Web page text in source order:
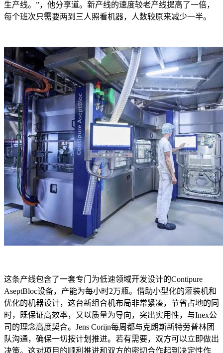
生产线。”，他分享道。新产线的速度较老产线提高了一倍，
每个班次只需要两到三人照看机器，人数较原来减少一半。
这条产线包含了一套专门为低速领域开发设计的Contipure
AseptBloc设备，产能为每小时2万瓶。借助小型化的灌装机和
优化的机器设计，这台新组合机布局非常紧凑，节省占地的同
时，既保证高效率，又以质量为导向，突出实用性，与Inex公
司的理念高度契合。Jens Corijn每周都与克朗斯新特劳普林团
队沟通，确保一切按计划推进。若有需要，双方可以立即做出
决策。这对项目的顺利推进和双方的密切合作起到决定性作